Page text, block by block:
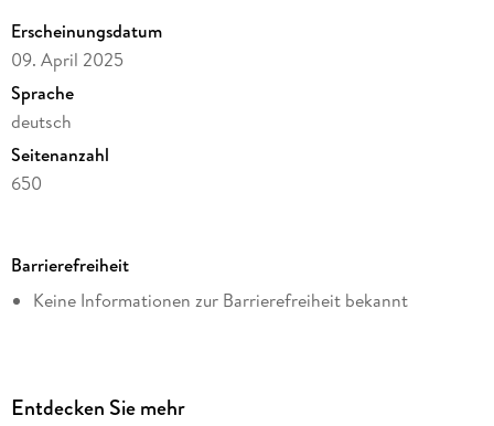
Der Roman ist eine bunte Mischung aus Humor, Erotik und
spannendem Krimi.
Erscheinungsdatum
09. April 2025
Sprache
deutsch
Seitenanzahl
650
Autor/Autorin
Lina Paul
Kopierschutz
Barrierefreiheit
Keine Informationen zur Barrierefreiheit bekannt
Entdecken Sie mehr